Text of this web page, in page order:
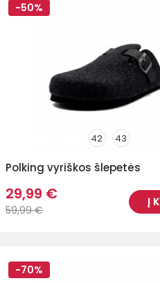
-50%
42 43
Polking vyriškos šlepetės
29,99 €
59,99 €
Į
-70%